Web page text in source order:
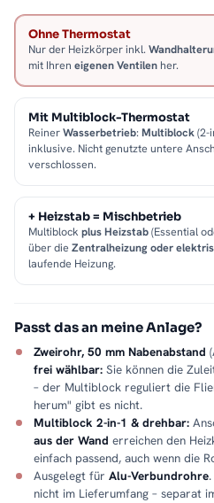
Ohne Thermostat
Nur der Heizkörper inkl.
mit Ihren eigenen Ventilen her.
Mit Multiblock-Thermostat
ReinerWasserbetrieb: Multiblock(2-
inklusive. Nicht genutzte untere
verschlossen.
+ Heizstab = Mischbetrieb
Multiblock plus Heizstab(Essential
über die Zentralheizung oder
laufende Heizung.
Passt das an meine Anlage?
Zweirohr, 50 mm Nabenabstand
frei wählbar: Sie können die
– der Multiblock reguliert die
herum" gibt es nicht.
Multiblock 2-in-1 & drehbar:
aus der Wand erreichen den
einfach passend, auch wenn die
Ausgelegt für Alu-Verbundrohre.
nicht im Lieferumfang – separat